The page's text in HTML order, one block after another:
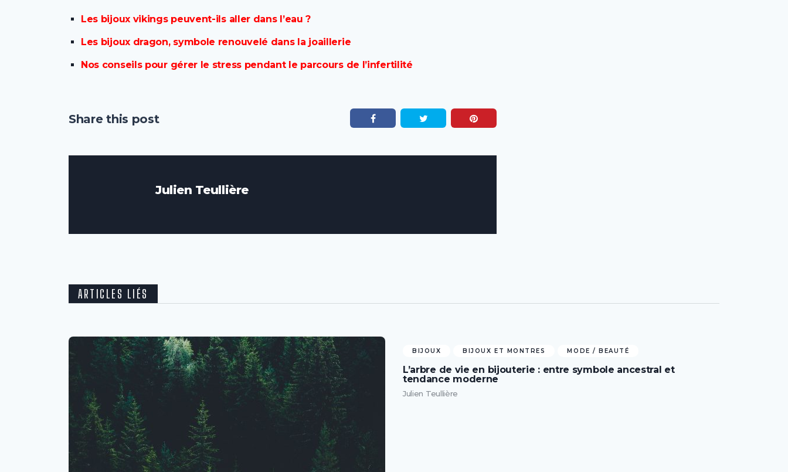
Les bijoux vikings peuvent-ils aller dans l’eau ?
Les bijoux dragon, symbole renouvelé dans la joaillerie
Nos conseils pour gérer le stress pendant le parcours de l’infertilité
Share this post
Julien Teullière
ARTICLES LIÉS
BIJOUX BIJOUX ET MONTRES MODE / BEAUTÉ
L’arbre de vie en bijouterie : entre symbole ancestral et
tendance moderne
Julien Teullière